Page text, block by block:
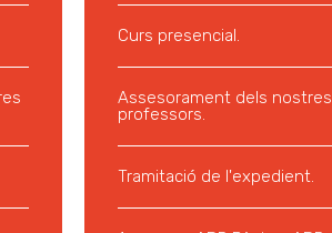
Curs presencial.
Assesorament dels nostres
professors.
Tramitació de l'expedient.